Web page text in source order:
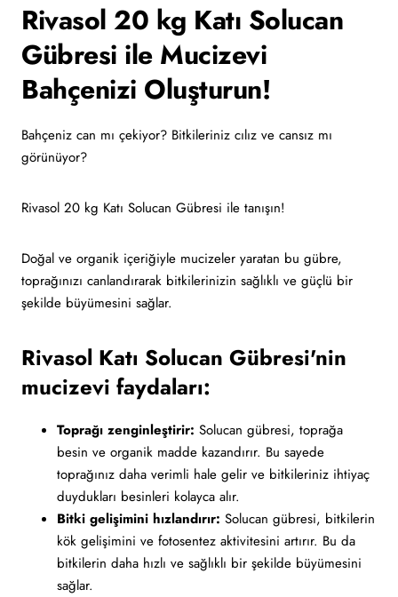
Rivasol 20 kg Katı Solucan
Gübresi ile Mucizevi
Bahçenizi Oluşturun!
Bahçeniz can mı çekiyor? Bitkileriniz cılız ve cansız mı
görünüyor?
Rivasol 20 kg Katı Solucan Gübresi ile tanışın!
Doğal ve organik içeriğiyle mucizeler yaratan bu gübre,
toprağınızı canlandırarak bitkilerinizin sağlıklı ve güçlü bir
şekilde büyümesini sağlar.
Rivasol Katı Solucan Gübresi'nin
mucizevi faydaları:
Toprağı zenginleştirir: Solucan gübresi, toprağa
besin ve organik madde kazandırır. Bu sayede
toprağınız daha verimli hale gelir ve bitkileriniz ihtiyaç
duydukları besinleri kolayca alır.
Bitki gelişimini hızlandırır: Solucan gübresi, bitkilerin
kök gelişimini ve fotosentez aktivitesini artırır. Bu da
bitkilerin daha hızlı ve sağlıklı bir şekilde büyümesini
sağlar.